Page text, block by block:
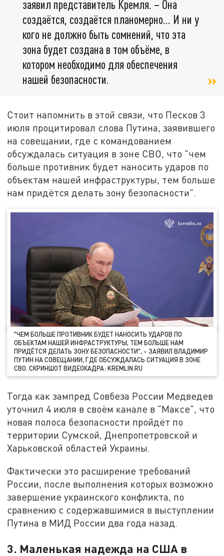
заявил представитель Кремля. – Она
создаётся, создаётся планомерно… И ни у
кого не должно быть сомнений, что эта
зона будет создана в том объёме, в
котором необходимо для обеспечения
нашей безопасности.
Стоит напомнить в этой связи, что Песков 3
июля процитировал слова Путина, заявившего
на совещании, где с командованием
обсуждалась ситуация в зоне СВО, что "чем
больше противник будет наносить ударов по
объектам нашей инфраструктуры, тем больше
нам придётся делать зону безопасности".
"ЧЕМ БОЛЬШЕ ПРОТИВНИК БУДЕТ НАНОСИТЬ УДАРОВ ПО
ОБЪЕКТАМ НАШЕЙ ИНФРАСТРУКТУРЫ, ТЕМ БОЛЬШЕ НАМ
ПРИДЁТСЯ ДЕЛАТЬ ЗОНУ БЕЗОПАСНОСТИ", – ЗАЯВИЛ ВЛАДИМИР
ПУТИН НА СОВЕЩАНИИ, ГДЕ ОБСУЖДАЛАСЬ СИТУАЦИЯ В ЗОНЕ
СВО. СКРИНШОТ ВИДЕОКАДРА: KREMLIN.RU
Тогда как зампред Совбеза России Медведев
уточнил 4 июля в своём канале в "Максе", что
новая полоса безопасности пройдёт по
территории Сумской, Днепропетровской и
Харьковской областей Украины.
Фактически это расширение требований
России, после выполнения которых возможно
завершение украинского конфликта, по
сравнению с содержавшимися в выступлении
Путина в МИД России два года назад.
3. Маленькая надежда на США в